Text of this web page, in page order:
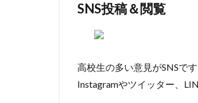
SNS投稿＆閲覧
高校生の多い意見がSNSです
Instagramやツイッター、